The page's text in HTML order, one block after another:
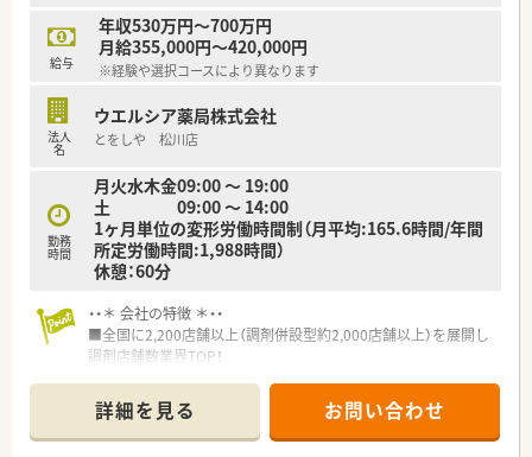
給与
年収530万円～700万円
月給355,000円～420,000円
※経験や選択コースにより異なります
法人
名
ウエルシア薬局株式会社
とをしや 松川店
勤務
時間
月火水木金09:00 ～ 19:00
土 09:00 ～ 14:00
1ヶ月単位の変形労働時間制（月平均:165.6時間/年間
所定労働時間:1,988時間）
休憩：60分
・・＊ 会社の特徴 ＊・・
■全国に2,200店舗以上（調剤併設型約2,000店舗以上）を展開し
調剤店舗数業界TOP！
頑張り次第で高給与も可能！
■経験や勤務コースによりますが、経験の少ない方でも500万前
半スタートと業界TOP水準！
詳細を見る お問い合わせ